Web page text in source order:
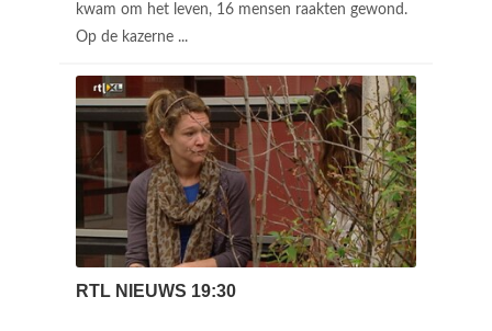
kwam om het leven, 16 mensen raakten gewond.
Op de kazerne ...
RTL NIEUWS 19:30